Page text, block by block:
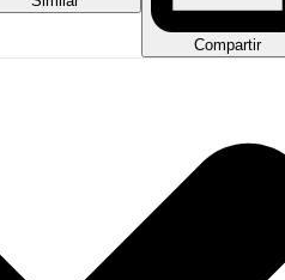
Compartir